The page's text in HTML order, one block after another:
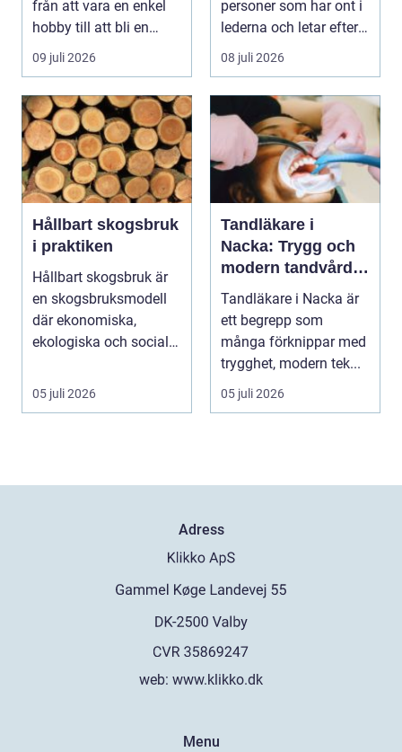
från att vara en enkel
hobby till att bli en
egen liten ...
09 juli 2026
personer som har ont i
lederna och letar efter
hjälp i huv...
08 juli 2026
Hållbart skogsbruk
i praktiken
Hållbart skogsbruk är
en skogsbruksmodell
där ekonomiska,
ekologiska och sociala
...
05 juli 2026
Tandläkare i
Nacka: Trygg och
modern tandvård
nära dig
Tandläkare i Nacka är
ett begrepp som
många förknippar med
trygghet, modern tek...
05 juli 2026
Adress
web: www.klikko.dk
Menu